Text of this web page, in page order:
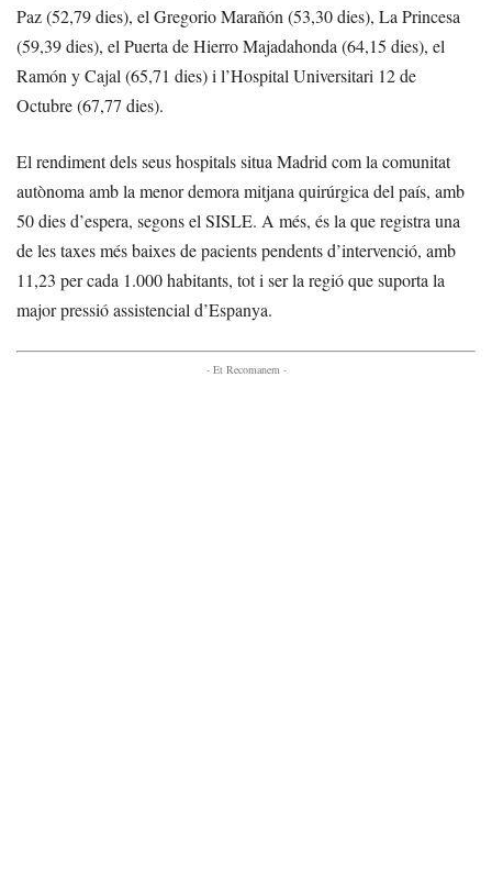
Paz (52,79 dies), el Gregorio Marañón (53,30 dies), La Princesa
(59,39 dies), el Puerta de Hierro Majadahonda (64,15 dies), el
Ramón y Cajal (65,71 dies) i l’Hospital Universitari 12 de
Octubre (67,77 dies).
El rendiment dels seus hospitals situa Madrid com la comunitat
autònoma amb la menor demora mitjana quirúrgica del país, amb
50 dies d’espera, segons el SISLE. A més, és la que registra una
de les taxes més baixes de pacients pendents d’intervenció, amb
11,23 per cada 1.000 habitants, tot i ser la regió que suporta la
major pressió assistencial d’Espanya.
- Et Recomanem -